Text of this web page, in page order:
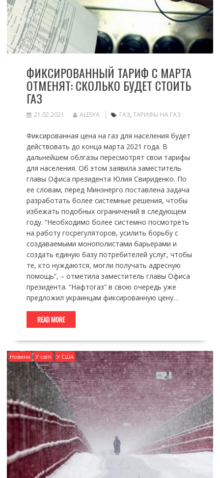
ФИКСИРОВАННЫЙ ТАРИФ С МАРТА
ОТМЕНЯТ: СКОЛЬКО БУДЕТ СТОИТЬ
ГАЗ
21.02.2021 ALESYA ГАЗ, ТАРИФЫ НА ГАЗ
Фиксированная цена на газ для населения будет
действовать до конца марта 2021 года. В
дальнейшем облгазы пересмотрят свои тарифы
для населения. Об этом заявила заместитель
главы Офиса президента Юлия Свириденко. По
ее словам, перед Минэнерго поставлена задача
разработать более системные решения, чтобы
избежать подобных ограничений в следующем
году. “Необходимо более системно посмотреть
на работу госрегуляторов, усилить борьбу с
создаваемыми монополистами барьерами и
создать единую базу потребителей услуг, чтобы
те, кто нуждаются, могли получать адресную
помощь”, – отметила заместитель главы Офиса
президента. “Нафтогаз” в свою очередь уже
предложил украинцам фиксированную цену…
READ MORE
Новини У світі У США